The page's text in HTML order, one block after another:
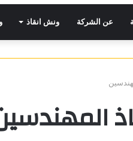
عن الشركة ونش انقاذ